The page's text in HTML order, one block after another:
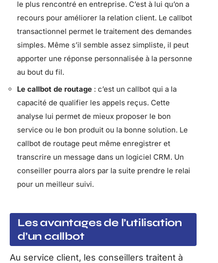
le plus rencontré en entreprise. C’est à lui qu’on a
recours pour améliorer la relation client. Le callbot
transactionnel permet le traitement des demandes
simples. Même s’il semble assez simpliste, il peut
apporter une réponse personnalisée à la personne
au bout du fil.
Le callbot de routage : c’est un callbot qui a la
capacité de qualifier les appels reçus. Cette
analyse lui permet de mieux proposer le bon
service ou le bon produit ou la bonne solution. Le
callbot de routage peut même enregistrer et
transcrire un message dans un logiciel CRM. Un
conseiller pourra alors par la suite prendre le relai
pour un meilleur suivi.
Les avantages de l’utilisation
d’un callbot
Au service client, les conseillers traitent à